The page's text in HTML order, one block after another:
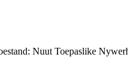
Nuut Toepaslike